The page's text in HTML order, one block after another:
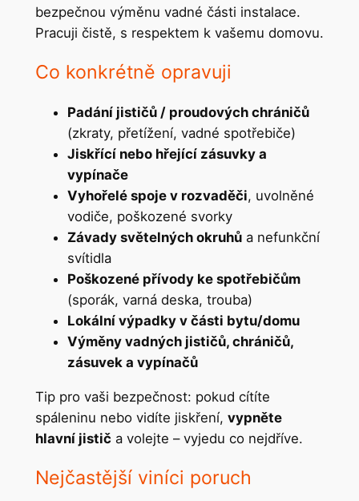
bezpečnou výměnu vadné části instalace.
Pracuji čistě, s respektem k vašemu domovu.
Co konkrétně opravuji
Padání jističů / proudových chráničů
(zkraty, přetížení, vadné spotřebiče)
Jiskřící nebo hřející zásuvky a
vypínače
Vyhořelé spoje v rozvaděči, uvolněné
vodiče, poškozené svorky
Závady světelných okruhůa nefunkční
svítidla
Poškozené přívody ke spotřebičům
(sporák, varná deska, troubа)
Lokální výpadky v části bytu/domu
Výměny vadných jističů, chráničů,
zásuvek a vypínačů
Tip pro vaši bezpečnost: pokud cítíte
spáleninu nebo vidíte jiskření, vypněte
hlavní jistič a volejte – vyjedu co nejdříve.
Nejčastější viníci poruch